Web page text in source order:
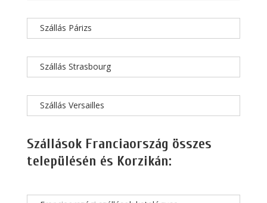
Szállás Párizs
Szállás Strasbourg
Szállás Versailles
Szállások Franciaország összes
településén és Korzikán: